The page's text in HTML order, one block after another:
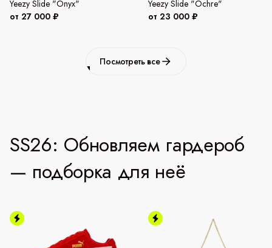
Yeezy Slide "Onyx"
от 27 000 ₽
Yeezy Slide "Ochre"
от 23 000 ₽
Посмотреть все
SS26: Обновляем гардероб
— подборка для неё